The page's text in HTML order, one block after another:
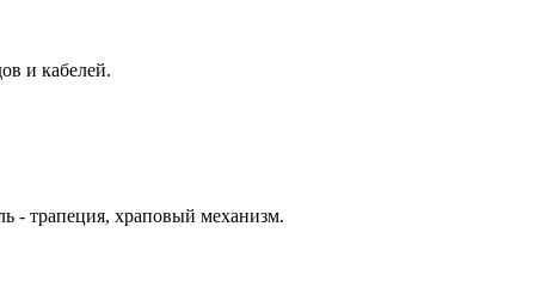
и кабелей.
- трапеция, храповый механизм.